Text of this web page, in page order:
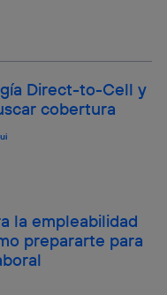
Direct-to-Cell y
cobertura
la empleabilidad
prepararte para